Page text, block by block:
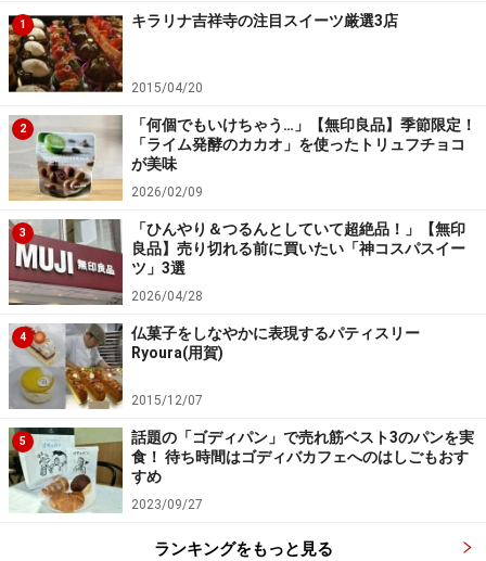
2016年も好評だった「エクレアケーキ」が今年も登場！
甘酒と苺を組み合わせたフレーバーは、甘酒の自然な甘
みと苺の甘酸っぱさが合わさった優しい味わい。もう一
つはクリスマスらしい軽いスパイスを聞かせたチョコレ
ートベースのプディングの2種です。ビッグサイズのエ
クレアは、みんなで切り分けていただきましょう！
1 キラリナ吉祥寺の注目スイーツ厳選3店
2015/04/20
2
「何個でもいけちゃう…」【無印良品】季節限定！
「ライム発酵のカカオ」を使ったトリュフチョコ
が美味
2026/02/09
3
「ひんやり＆つるんとしていて超絶品！」【無印
良品】売り切れる前に買いたい「神コスパスイー
ツ」3選
2026/04/28
4
仏菓子をしなやかに表現するパティスリー
Ryoura(用賀)
2015/12/07
5
話題の「ゴディパン」で売れ筋ベスト3のパンを実
食！ 待ち時間はゴディバカフェへのはしごもおす
すめ
2023/09/27
ランキングをもっと見る